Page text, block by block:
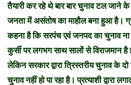
तैयारी कर रहे थे बार बार चुनाव टल जाने के
जनता में असंतोष का माहौल बना हुआ है।
कहना है कि सरपंच एवं जनपद का चुनाव
कुर्सी पर लगभग साथ सालों से विराजमान है
लेकिन सरकार द्वारा त्रिस्तरीय चुनाव के
चुनाव नहीं हो पा रहा है। प्रत्याशी द्वारा